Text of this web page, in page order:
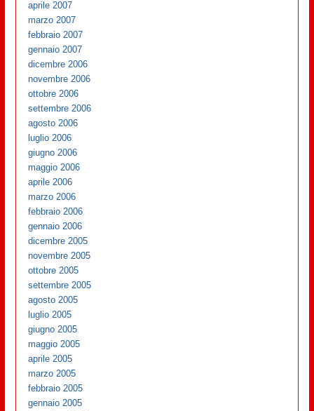
aprile 2007
marzo 2007
febbraio 2007
gennaio 2007
dicembre 2006
novembre 2006
ottobre 2006
settembre 2006
agosto 2006
luglio 2006
giugno 2006
maggio 2006
aprile 2006
marzo 2006
febbraio 2006
gennaio 2006
dicembre 2005
novembre 2005
ottobre 2005
settembre 2005
agosto 2005
luglio 2005
giugno 2005
maggio 2005
aprile 2005
marzo 2005
febbraio 2005
gennaio 2005